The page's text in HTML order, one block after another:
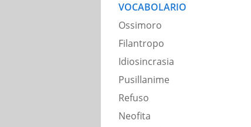
VOCABOLARIO
Ossimoro
Filantropo
Idiosincrasia
Pusillanime
Refuso
Neofita